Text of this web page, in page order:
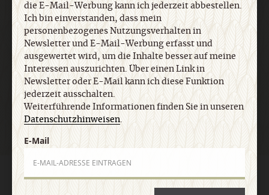
E-Mail
Jetzt anmelden
AGB und Widerrufsbelehrung Datenschutz
Barrierefreiheit
die E-Mail-Werbung kann ich jederzeit abbestellen.
Ich bin einverstanden, dass mein
personenbezogenes Nutzungsverhalten in
Newsletter und E-Mail-Werbung erfasst und
ausgewertet wird, um die Inhalte besser auf meine
Interessen auszurichten. Über einen Link in
Newsletter oder E-Mail kann ich diese Funktion
jederzeit ausschalten.
Weiterführende Informationen finden Sie in unseren
Datenschutzhinweisen.
E-Mail